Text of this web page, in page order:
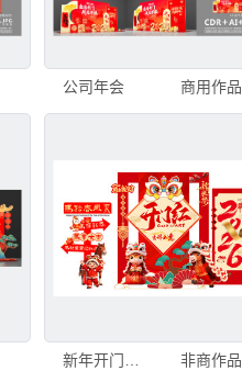
公司年会 商用作品
新年开门红喜庆美陈 非商作品